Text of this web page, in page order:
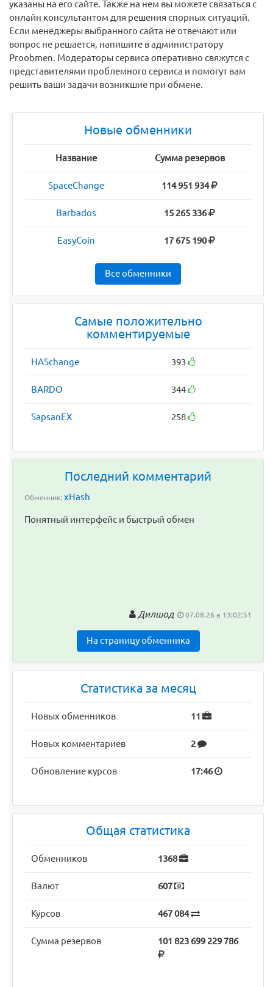
указаны на его сайте. Также на нем вы можете связаться с
онлайн консультантом для решения спорных ситуаций.
Если менеджеры выбранного сайта не отвечают или
вопрос не решается, напишите в администратору
Proobmen. Модераторы сервиса оперативно свяжутся с
представителями проблемного сервиса и помогут вам
решить ваши задачи возникшие при обмене.
Новые обменники
Название Сумма резервов
SpaceChange 114 951 934
Barbados 15 265 336
EasyCoin 17 675 190
Все обменники
Самые положительно
комментируемые
HASchange 393
BARDO 344
SapsanEX 258
Последний комментарий
Обменник: xHash
Понятный интерфейс и быстрый обмен
Дилшод 07.08.26 в 13:02:51
На страницу обменника
Статистика за месяц
Новых обменников 11
Новых комментариев 2
Обновление курсов 17:46
Общая статистика
Обменников 1368
Валют 607
Курсов 467 084
Сумма резервов 101 823 699 229 786